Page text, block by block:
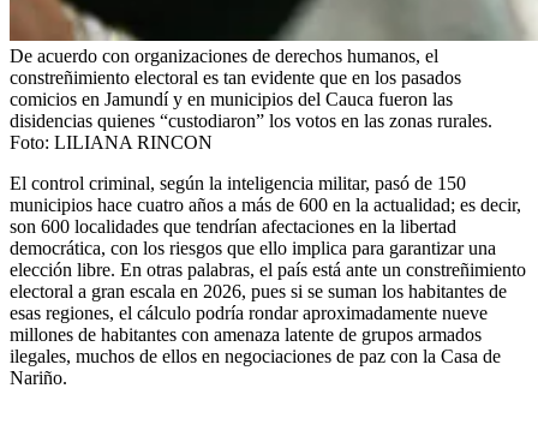
De acuerdo con organizaciones de derechos humanos, el
constreñimiento electoral es tan evidente que en los pasados
comicios en Jamundí y en municipios del Cauca fueron las
disidencias quienes “custodiaron” los votos en las zonas rurales.
Foto: LILIANA RINCON
El control criminal, según la inteligencia militar, pasó de 150
municipios hace cuatro años a más de 600 en la actualidad; es decir,
son 600 localidades que tendrían afectaciones en la libertad
democrática, con los riesgos que ello implica para garantizar una
elección libre. En otras palabras, el país está ante un constreñimiento
electoral a gran escala en 2026, pues si se suman los habitantes de
esas regiones, el cálculo podría rondar aproximadamente nueve
millones de habitantes con amenaza latente de grupos armados
ilegales, muchos de ellos en negociaciones de paz con la Casa de
Nariño.